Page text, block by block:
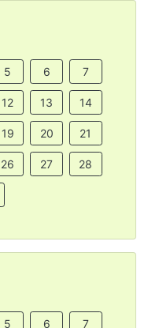
5 6 7
12 13 14
19 20 21
26 27 28
5 6 7